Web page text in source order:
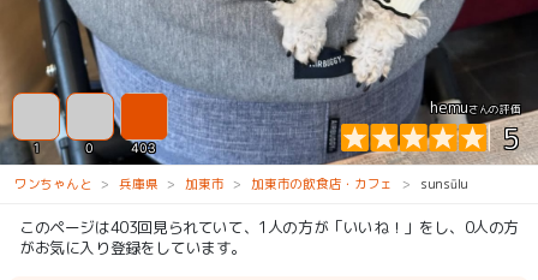
hemuさんの評価
5
1 0 403
ワンちゃんと 兵庫県 加東市 加東市の飲食店・カフェ sunsūlu
このページは403回見られていて、1人の方が「いいね！」をし、0人の方
がお気に入り登録をしています。